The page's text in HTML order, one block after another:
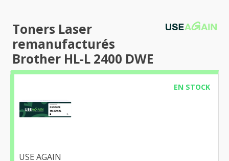
Toners Laser
remanufacturés
Brother HL-L 2400 DWE
EN STOCK
USE AGAIN